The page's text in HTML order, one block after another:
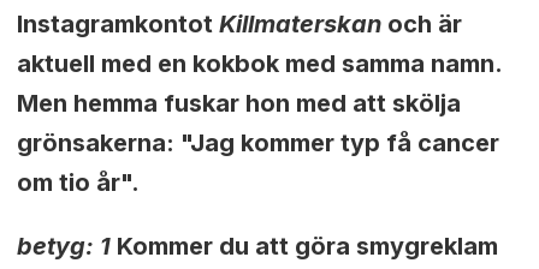
Instagramkontot Killmaterskanoch är
aktuell med en kokbok med samma namn.
Men hemma fuskar hon med att skölja
grönsakerna: "Jag kommer typ få cancer
om tio år".
betyg: 1Kommer du att göra smygreklam